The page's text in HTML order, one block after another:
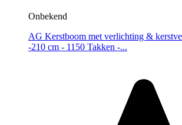
Onbekend
AG Kerstboom met verlichting &
-210 cm - 1150 Takken -...